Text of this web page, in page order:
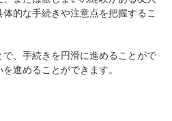
的な手続きや注意点を把握するこ
、手続きを円滑に進めることがで
進めることができます。